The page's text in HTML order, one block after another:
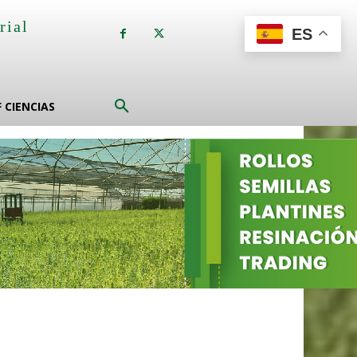
CIENCIAS
ES